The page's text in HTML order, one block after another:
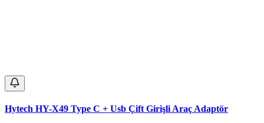
Hytech HY-X49 Type C + Usb Çift Girişli Araç Adaptör